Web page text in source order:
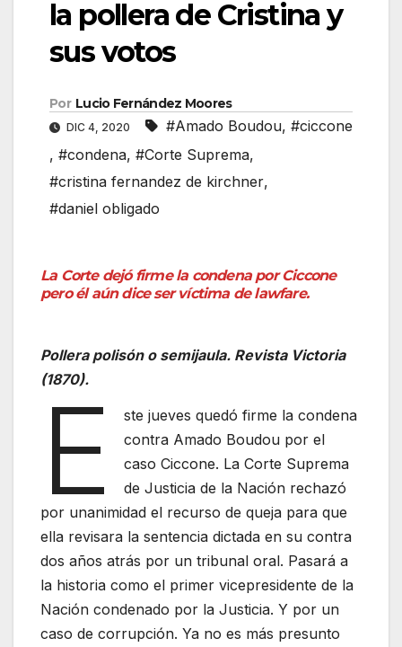
la pollera de Cristina y
sus votos
Por Lucio Fernández Moores
DIC 4, 2020 #Amado Boudou, #ciccone
, #condena, #Corte Suprema,
#cristina fernandez de kirchner,
#daniel obligado
La Corte dejó firme la condena por Ciccone
pero él aún dice ser víctima de lawfare.
Pollera polisón o semijaula. Revista Victoria
(1870).
E
ste jueves quedó firme la condena
contra Amado Boudou por el
caso Ciccone. La Corte Suprema
de Justicia de la Nación rechazó
por unanimidad el recurso de queja para que
ella revisara la sentencia dictada en su contra
dos años atrás por un tribunal oral. Pasará a
la historia como el primer vicepresidente de la
Nación condenado por la Justicia. Y por un
caso de corrupción. Ya no es más presunto